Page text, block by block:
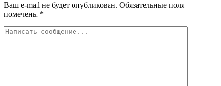
Ваш e-mail не будет опубликован. Обязательные поля
помечены *